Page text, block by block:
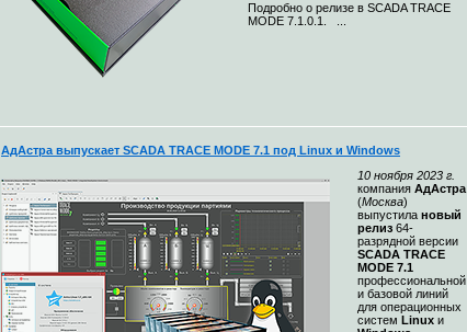
Подробно о релизе в SCADA TRACE
MODE 7.1.0.1. ...
АдАстра выпускает SCADA TRACE MODE 7.1 под Linux и Windows
10 ноября 2023 г.
компания АдАстра
(Москва)
выпустила новый
релиз 64-
разрядной версии
SCADA TRACE
MODE 7.1
профессиональной
и базовой линий
для операционных
систем Linux и